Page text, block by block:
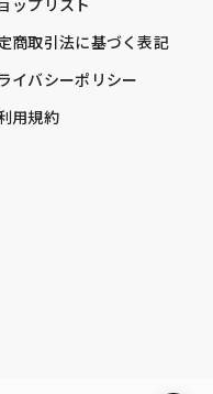
ップリスト
商取引法に基づく表記
イバシーポリシー
用規約